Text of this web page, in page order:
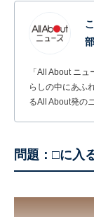
部
「All About ニ
らしの中にあふ
るAll About発の
問題：□に入